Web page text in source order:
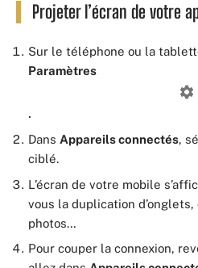
Projeter l’écran de votre
Sur le téléphone ou la
Paramètres
.
Dans Appareils connectés,
ciblé.
L’écran de votre mobile
vous la duplication d’onglets,
photos…
Pour couper la connexion,